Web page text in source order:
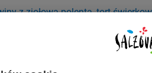
z ziołową polentą, tort